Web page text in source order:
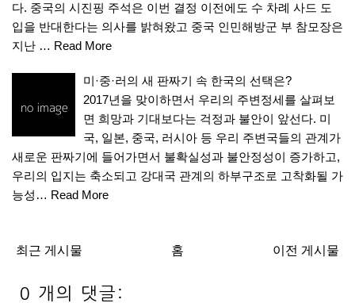
다. 중국의 시진핑 주석은 이번 결정 이전에도 수 차례 사드 도
입을 반대한다는 의사를 밝혀왔고 중국 인민해방군 부 참모장은
지난 … Read More
미·중·러의 새 판짜기 속 한국의 선택은?
2017년을 맞이하면서 우리의 주변정세를 살펴보
면 희망과 기대보다는 걱정과 불안이 앞선다. 미
국, 일본, 중국, 러시아 등 우리 주변국들의 관계가
새로운 판짜기에 들어가면서 불확실성과 불안정성이 증가하고,
우리의 입지는 축소되고 강대국 관계의 하부구조로 고착화될 가
능성… Read More
최근 게시물 이전 게시물
홈
0 개의 댓글: